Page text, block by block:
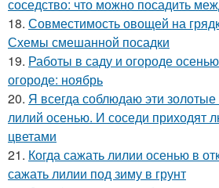
соседство: что можно посадить
18. Совместимость овощей на
Схемы смешанной посадки
19. Работы в саду и огороде
огороде: ноябрь
20. Я всегда соблюдаю эти
лилий осенью. И соседи приходят
цветами
21. Когда сажать лилии осенью в
сажать лилии под зиму в грунт